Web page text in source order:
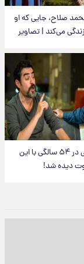
صلاح، جایی که او
می‌کند | تصاویر
لادن مستوفی در ۵۴ سالگی با این
دیده شد!